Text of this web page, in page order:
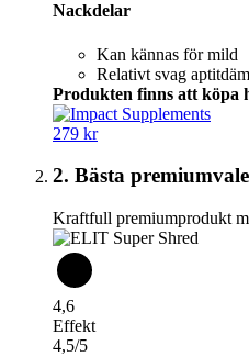
Nackdelar
Kan kännas för mild
Relativt svag
Produkten finns att köpa
279 kr
2. Bästa
Kraftfull premiumprodukt
4,6
Effekt
4,5/5